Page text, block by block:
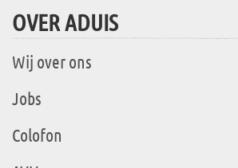
OVER ADUIS
Wij over ons
Jobs
Colofon